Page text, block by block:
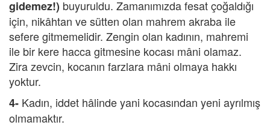
gidemez!) buyuruldu. Zamanımızda fesat çoğaldığı
için, nikâhtan ve sütten olan mahrem akraba ile
sefere gitmemelidir. Zengin olan kadının, mahremi
ile bir kere hacca gitmesine kocası mâni olamaz.
Zira zevcin, kocanın farzlara mâni olmaya hakkı
yoktur.
4- Kadın, iddet hâlinde yani kocasından yeni ayrılmış
olmamaktır.